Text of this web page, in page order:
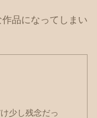
品になってしまい
少し残念だっ